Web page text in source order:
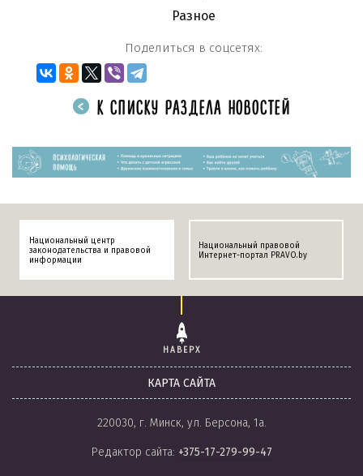
Разное
Поделиться в соцсетях:
К СПИСКУ РАЗДЕЛА НОВОСТЕЙ
Национальный центр
законодательства и правовой
информации
Национальный правовой
Интернет-портал PRAVO.by
НАВЕРХ
КАРТА САЙТА
220030, г. Минск, ул. Берсона, 1а.
Редактор сайта: +375-17-279-99-47